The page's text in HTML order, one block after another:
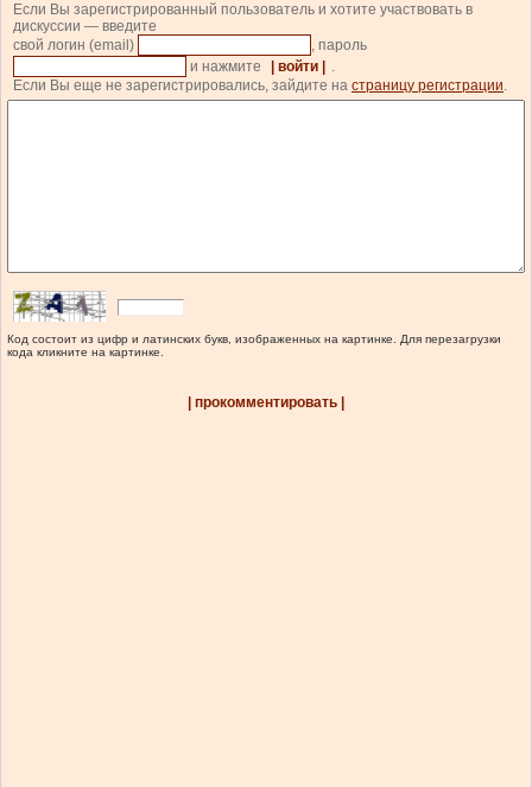
Если Вы зарегистрированный пользователь и хотите участвовать в
дискуссии — введите
свой логин (email)
, пароль
и нажмите
| войти |
.
Если Вы еще не зарегистрировались, зайдите на страницу регистрации.
Код состоит из цифр и латинских букв, изображенных на картинке. Для перезагрузки
кода кликните на картинке.
| прокомментировать |